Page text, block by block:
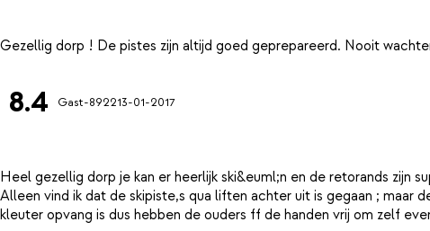
8.4 Gast-892213-01-2017
Heel gezellig dorp je kan er heerlijk ski&euml;n en de retorands zijn
Alleen vind ik dat de skipiste,s qua liften achter uit is gegaan ;